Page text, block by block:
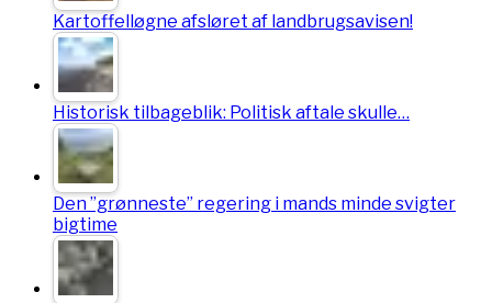
Kartoffelløgne afsløret af landbrugsavisen!
Historisk tilbageblik: Politisk aftale skulle…
Den ”grønneste” regering i mands minde svigter
bigtime